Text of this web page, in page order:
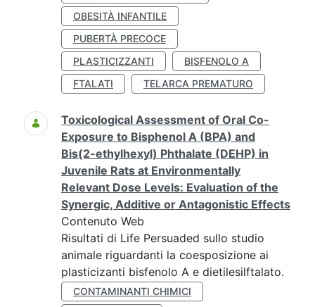
OBESITÀ INFANTILE
PUBERTÀ PRECOCE
PLASTICIZZANTI
BISFENOLO A
FTALATI
TELARCA PREMATURO
Toxicological Assessment of Oral Co-
Exposure to Bisphenol A (BPA) and
Bis(2-ethylhexyl) Phthalate (DEHP) in
Juvenile Rats at Environmentally
Relevant Dose Levels: Evaluation of the
Synergic, Additive or Antagonistic Effects
Contenuto Web
Risultati di Life Persuaded sullo studio
animale riguardanti la coesposizione ai
plasticizanti bisfenolo A e dietilesilftalato.
CONTAMINANTI CHIMICI